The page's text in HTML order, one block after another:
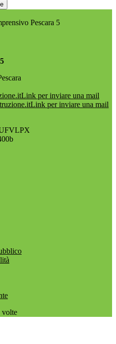
Pescara 5
Link per inviare una mail
Link per inviare una mail
volte